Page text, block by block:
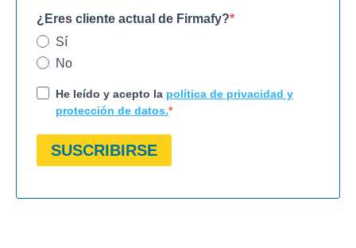
¿Eres cliente actual de Firmafy?
Sí
No
He leído y acepto la política de privacidad y
protección de datos.
SUSCRIBIRSE